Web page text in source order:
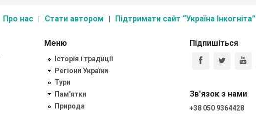
Про нас Стати автором Підтримати сайт “Україна Інкогніта”
Меню
Історія і традиції
Регіони України
Тури
Пам'ятки
Природа
Підпишіться
Зв'язок з нами
+38 050 9364428